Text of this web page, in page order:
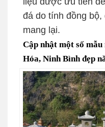
đá do tính đồng
mang lại.
Cập nhật một số
Hóa, Ninh Bình đẹp